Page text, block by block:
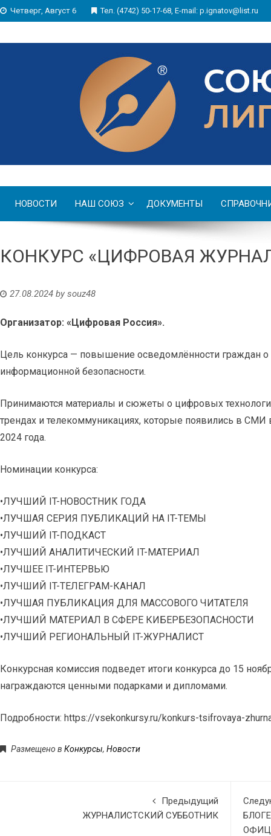
Четверг, Август 6 Тел. (4742) 50-17-68, E-mail: p.ignatov@list.ru
НОВОСТИ НАШ СОЮЗ ДОКУМЕНТЫ
КОНКУРС «ЦИФРОВАЯ
27.08.2024 by souz48
Организатор: «Цифровая Россия».
Цель конкурса — повышение осведомлённости граждан
информационной безопасности.
Принимаются материалы и сюжеты о цифровых
трендах и телекоммуникациях, которые появились в СМИ
2024 года.
Номинации конкурса:
•ЛУЧШИЙ IT-НОВОСТНИК ГОДА
•ЛУЧШАЯ СЕРИЯ ПУБЛИКАЦИЙ НА IT-ТЕМЫ
•ЛУЧШИЙ IT-ПОДКАСТ
•ЛУЧШИЙ АНАЛИТИЧЕСКИЙ IT-МАТЕРИАЛ
•ЛУЧШЕЕ IT-ИНТЕРВЬЮ
•ЛУЧШИЙ IT-ТЕЛЕГРАМ-КАНАЛ
•ЛУЧШАЯ ПУБЛИКАЦИЯ ДЛЯ МАССОВОГО ЧИТАТЕЛЯ
•ЛУЧШИЙ МАТЕРИАЛ В СФЕРЕ КИБЕРБЕЗОПАСНОСТИ
•ЛУЧШИЙ РЕГИОНАЛЬНЫЙ IT-ЖУРНАЛИСТ
Конкурсная комиссия подведет итоги конкурса до 15
награждаются ценными подарками и дипломами.
Подробности: https://vsekonkursy.ru/konkurs-tsifrovaya-
Размещено в Конкурсы, Новости
Предыдущий
ЖУРНАЛИСТСКИЙ СУББОТНИК